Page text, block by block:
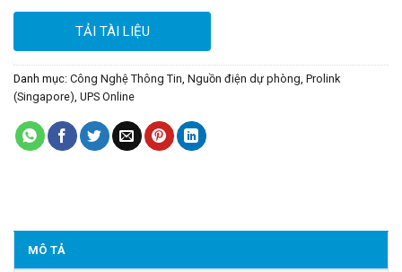
TẢI TÀI LIỆU
Danh mục: Công Nghệ Thông Tin Nguồn điện dự phòng Prolink
(Singapore) UPS Online
MÔ TẢ